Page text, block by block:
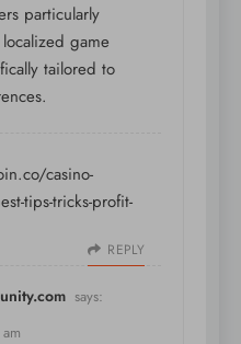
particularly
game
tailored to
casino-
tips-tricks-profit-
REPLY
says: